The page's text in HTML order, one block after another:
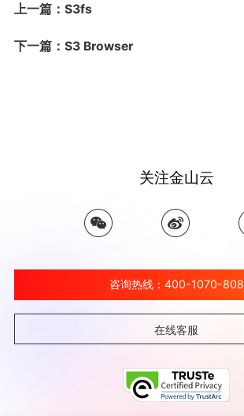
上一篇：S3fs
下一篇：S3 Browser
关注金山云
咨询热线：400-1070-808
在线客服